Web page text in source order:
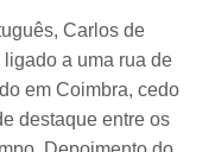
Carlos de
a uma rua de
em Coimbra, cedo
destaque entre os